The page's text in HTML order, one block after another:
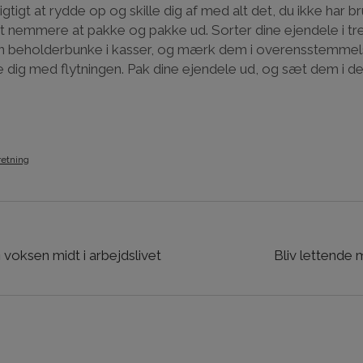
at rydde op og skille dig af med alt det, du ikke har
at pakke og pakke ud. Sorter dine ejendele i
beholderbunke i kasser, og mærk dem i
med flytningen. Pak dine ejendele ud, og sæt dem i
midt i arbejdslivet Bliv lettende